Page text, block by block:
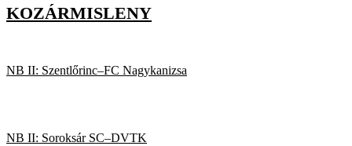
KOZÁRMISLENY
NB II: Szentlőrinc–FC Nagykanizsa
NB II: Soroksár SC–DVTK